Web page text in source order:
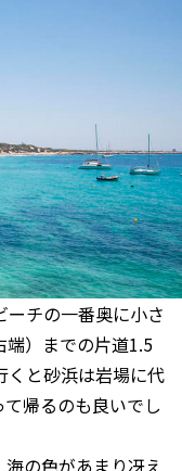
ーチの一番奥に小さ
端）までの片道1.5
くと砂浜は岩場に代
帰るのも良いでし
の色があまり冴え